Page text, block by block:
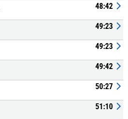
48:42
49:23
49:23
49:42
50:27
51:10